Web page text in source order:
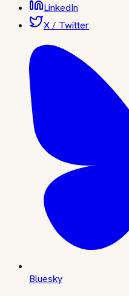
LinkedIn
X / Twitter
Bluesky